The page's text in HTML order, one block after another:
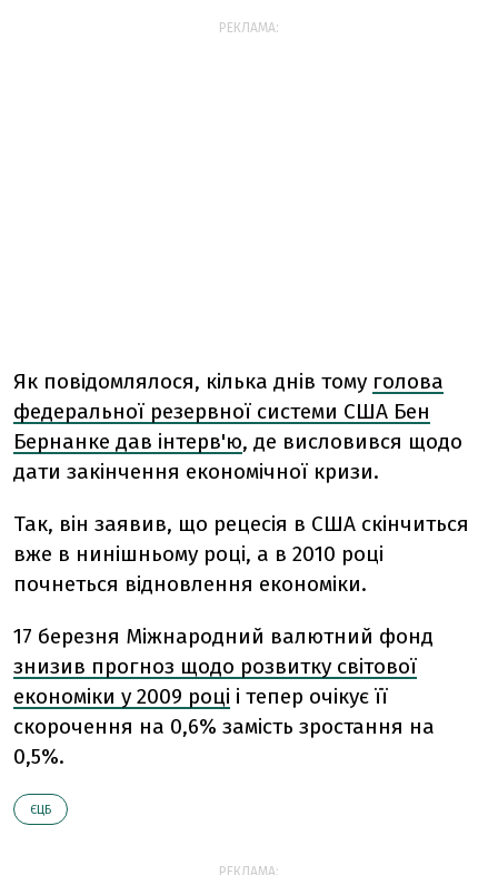
РЕКЛАМА:
Як повідомлялося, кілька днів тому голова
федеральної резервної системи США Бен
Бернанке дав інтерв'ю, де висловився щодо
дати закінчення економічної кризи.
Так, він заявив, що рецесія в США скінчиться
вже в нинішньому році, а в 2010 році
почнеться відновлення економіки.
17 березня Міжнародний валютний фонд
знизив прогноз щодо розвитку світової
економіки у 2009 році і тепер очікує її
скорочення на 0,6% замість зростання на
0,5%.
ЄЦБ
РЕКЛАМА: